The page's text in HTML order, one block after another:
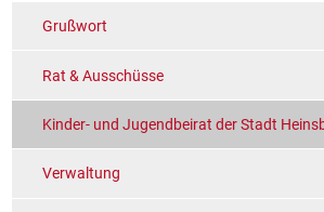
Grußwort
Rat & Ausschüsse
Kinder- und Jugendbeirat der Stadt
Verwaltung